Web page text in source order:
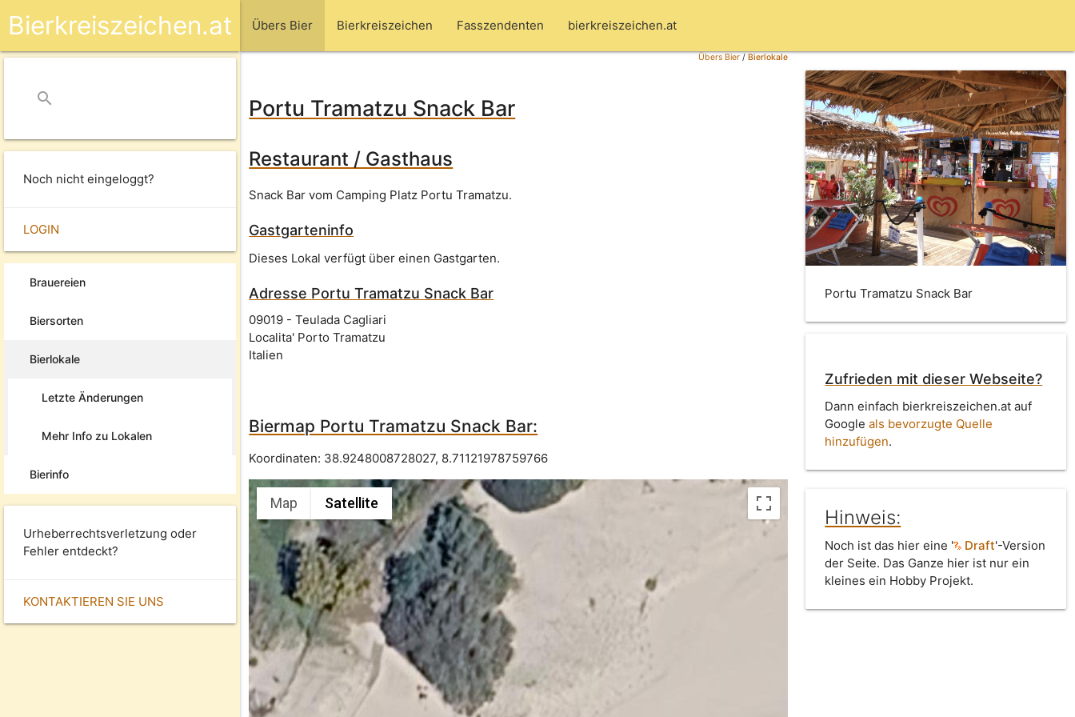
Übers Bier Bierkreiszeichen Fasszendenten bierkreiszeichen.at
Bierkreiszeichen.at
search
Noch nicht eingeloggt?
LOGIN
Brauereien
Biersorten
Bierlokale
Letzte Änderungen
Mehr Info zu Lokalen
Bierinfo
Urheberrechtsverletzung oder
Fehler entdeckt?
KONTAKTIEREN SIE UNS
Übers Bier/Bierlokale
Portu Tramatzu Snack Bar
Restaurant / Gasthaus
Snack Bar vom Camping Platz Portu Tramatzu.
Gastgarteninfo
Dieses Lokal verfügt über einen Gastgarten.
Adresse Portu Tramatzu Snack Bar
09019 -Teulada Cagliari
Localita' Porto Tramatzu
Italien
Biermap Portu Tramatzu Snack Bar:
Koordinaten: 38.9248008728027, 8.71121978759766
Map Satellite
Portu Tramatzu Snack Bar
Zufrieden mit dieser Webseite?
Dann einfach bierkreiszeichen.at auf
Googleals bevorzugte Quelle
hinzufügen.
Hinweis:
Noch ist das hier eine ' Draft'-Version
der Seite. Das Ganze hier ist nur ein
kleines ein Hobby Projekt.